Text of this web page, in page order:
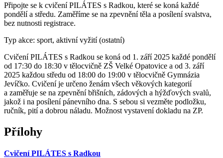
Připojte se k cvičení PILÁTES s Radkou, které se koná každé
pondělí a středu. Zaměříme se na zpevnění těla a posílení svalstva,
bez nutnosti registrace.
Typ akce: sport, aktivní vyžití (ostatní)
Cvičení PILÁTES s Radkou se koná od 1. září 2025 každé pondělí
od 17:30 do 18:30 v tělocvičně ZŠ Velké Opatovice a od 3. září
2025 každou středu od 18:00 do 19:00 v tělocvičně Gymnázia
Jevíčko. Cvičení je určeno ženám všech věkových kategorií
a zaměřuje se na zpevnění břišních, zádových a hýžďových svalů,
jakož i na posílení pánevního dna. S sebou si vezměte podložku,
ručník, pití a dobrou náladu. Možnost vystavení dokladu na ZP.
Přílohy
Cvičení PILÁTES s Radkou